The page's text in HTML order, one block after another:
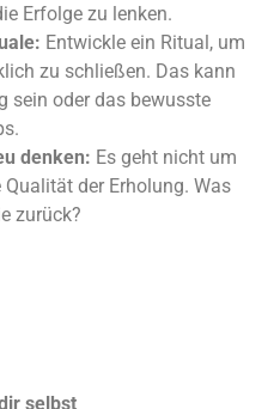
Erfolge zu lenken.
Entwickle ein Ritual, um
zu schließen. Das kann
sein oder das bewusste
denken: Es geht nicht um
der Erholung. Was
zurück?
selbst